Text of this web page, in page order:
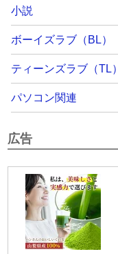
小説
ボーイズラブ（BL）
ティーンズラブ（TL）
パソコン関連
広告